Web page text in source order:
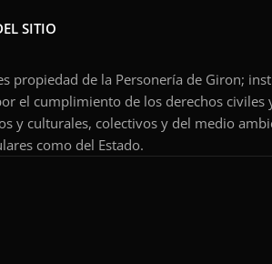
SITIO
propiedad de la Personería de Giron;
el cumplimiento de los derechos civiles
y culturales, colectivos y del medio
como del Estado.